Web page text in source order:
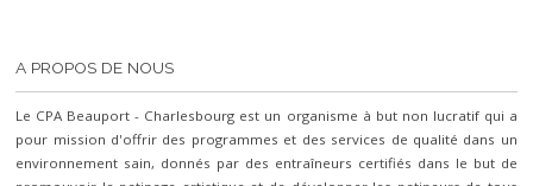
A PROPOS DE NOUS
Le CPA Beauport - Charlesbourg est un organisme à but non lucratif qui a
pour mission d'offrir des programmes et des services de qualité dans un
environnement sain, donnés par des entraîneurs certifiés dans le but de